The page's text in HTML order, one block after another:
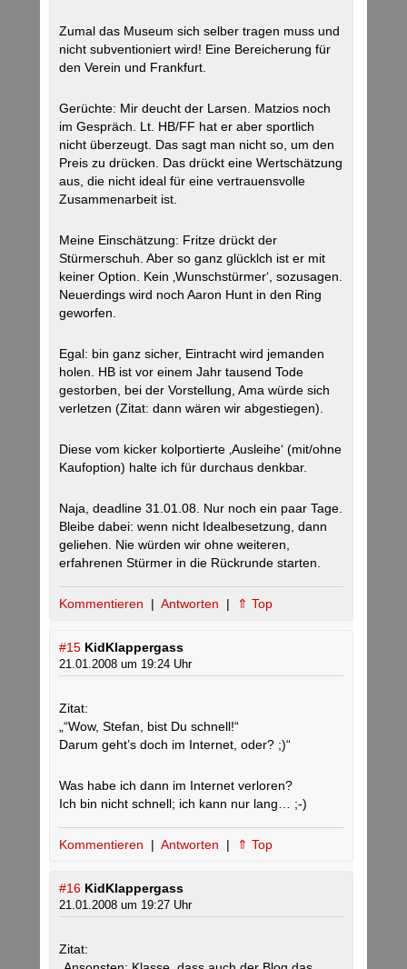
Zumal das Museum sich selber tragen muss und
nicht subventioniert wird! Eine Bereicherung für
den Verein und Frankfurt.
Gerüchte: Mir deucht der Larsen. Matzios noch
im Gespräch. Lt. HB/FF hat er aber sportlich
nicht überzeugt. Das sagt man nicht so, um den
Preis zu drücken. Das drückt eine Wertschätzung
aus, die nicht ideal für eine vertrauensvolle
Zusammenarbeit ist.
Meine Einschätzung: Fritze drückt der
Stürmerschuh. Aber so ganz glücklch ist er mit
keiner Option. Kein ‚Wunschstürmer‘, sozusagen.
Neuerdings wird noch Aaron Hunt in den Ring
geworfen.
Egal: bin ganz sicher, Eintracht wird jemanden
holen. HB ist vor einem Jahr tausend Tode
gestorben, bei der Vorstellung, Ama würde sich
verletzen (Zitat: dann wären wir abgestiegen).
Diese vom kicker kolportierte ‚Ausleihe‘ (mit/ohne
Kaufoption) halte ich für durchaus denkbar.
Naja, deadline 31.01.08. Nur noch ein paar Tage.
Bleibe dabei: wenn nicht Idealbesetzung, dann
geliehen. Nie würden wir ohne weiteren,
erfahrenen Stürmer in die Rückrunde starten.
Kommentieren | Antworten | ⇑ Top
#15 KidKlappergass
21.01.2008 um 19:24 Uhr
Zitat:
„“Wow, Stefan, bist Du schnell!“
Darum geht’s doch im Internet, oder? ;)“
Was habe ich dann im Internet verloren?
Ich bin nicht schnell; ich kann nur lang… ;-)
Kommentieren | Antworten | ⇑ Top
#16 KidKlappergass
21.01.2008 um 19:27 Uhr
Zitat: